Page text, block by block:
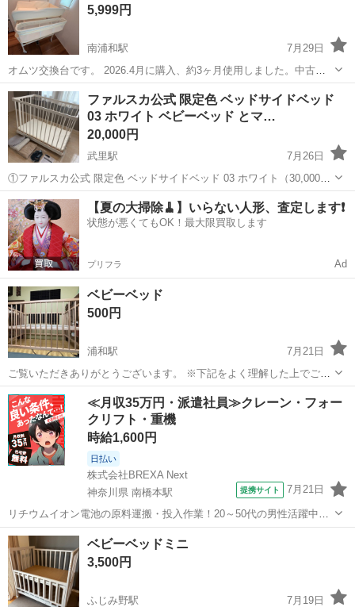
5,999円
南浦和駅
7月29日
オムツ交換台です。 2026.4月に購入、約3ヶ月使用しました。中古で
すので、使用に伴う傷汚れ等あるかもしれませんが、使用浅で綺麗な
部類だと思います。 ベビーベッドからのオムツ替え時に重宝しまし
た。特に腰痛対策に効果的面で...
埼玉 さいたま市 南浦和駅 ベッド
ファルスカ公式 限定色 ベッドサイドベッド
03 ホワイト ベビーベッド とマ…
20,000円
武里駅
7月26日
①ファルスカ公式 限定色 ベッドサイドベッド 03 ホワイト（30,000円
で購入） ②ベビー敷マットレス レギュラー サイズ 日本製敷き
70×120cm（3,990円で購入） ③防水シーツ ④春夏用敷きパッド ⑤秋
冬用敷き...
埼玉 春日部市 武里駅 ベッド ベッドサイドベッド
【夏の大掃除🧹】いらない人形、査定します❗️
状態が悪くてもOK！最大限買取します
プリフラ Ad
ベビーベッド
500円
浦和駅
7月21日
ご覧いただきありがとうございます。 ※下記をよく理解した上でご質
問、ご連絡をお願いいたします。 IKEA製。新品購入。3ヶ月使用。 使
用に伴う細かな汚れやシミはありますが、やぶれや使用するにあたり
気になるような箇所は主観...
埼玉 さいたま市 浦和駅 ベッド
≪月収35万円・派遣社員≫クレーン・フォー
クリフト・重機
時給1,600円
日払い
株式会社BREXA Next
神奈川県 南橋本駅
提携サイト 7月21日
リチウムイオン電池の原料運搬・投入作業！20～50代の男性活躍中★
ワンルーム寮完備！赴任旅費会社負担！年間休日130日★フォークリフ
ト免許お持ちの方、活躍中！就業先食堂利用可★《神奈川県相模原
市》 人気の工場のお仕事 ◇電...
神奈川 相模原市 南橋本駅
ベビーベッドミニ
3,500円
ふじみ野駅
7月19日